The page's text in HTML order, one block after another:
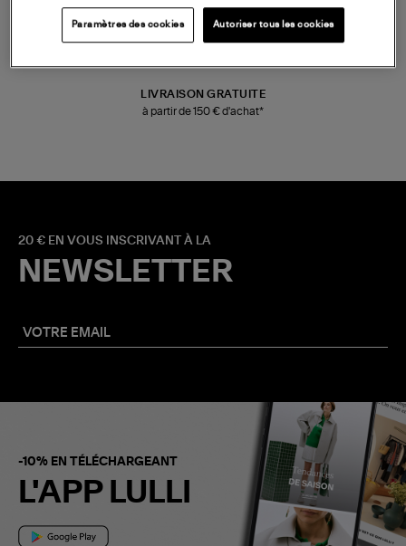
LIVRAISON GRATUITE
à partir de 150 € d'achat*
20 € EN VOUS INSCRIVANT À LA
NEWSLETTER
-10% EN TÉLÉCHARGEANT
L'APP LULLI
Paramètres des cookies Autoriser tous les cookies